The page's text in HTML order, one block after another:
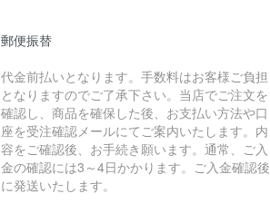
郵便振替
代金前払いとなります。手数料はお客様ご負担
となりますのでご了承下さい。当店でご注文を
確認し、商品を確保した後、お支払い方法や口
座を受注確認メールにてご案内いたします。内
容をご確認後、お手続き願います。通常、ご入
金の確認には3～4日かかります。ご入金確認後
に発送いたします。